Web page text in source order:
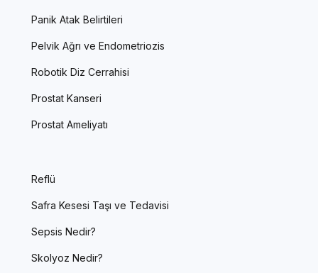
Panik Atak Belirtileri
Pelvik Ağrı ve Endometriozis
Robotik Diz Cerrahisi
Prostat Kanseri
Prostat Ameliyatı
Reflü
Safra Kesesi Taşı ve Tedavisi
Sepsis Nedir?
Skolyoz Nedir?